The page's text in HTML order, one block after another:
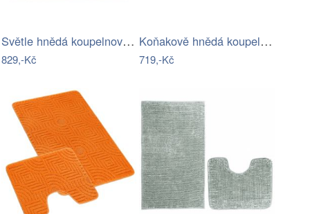
Světle hnědá koupelnová předložka z…
829,-Kč
Koňakově hnědá koupelnová předložka…
719,-Kč